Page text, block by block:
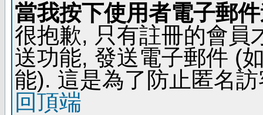
當我按下使用者電子郵
很抱歉, 只有註冊的會員
送功能, 發送電子郵件 (
能). 這是為了防止匿名
回頂端